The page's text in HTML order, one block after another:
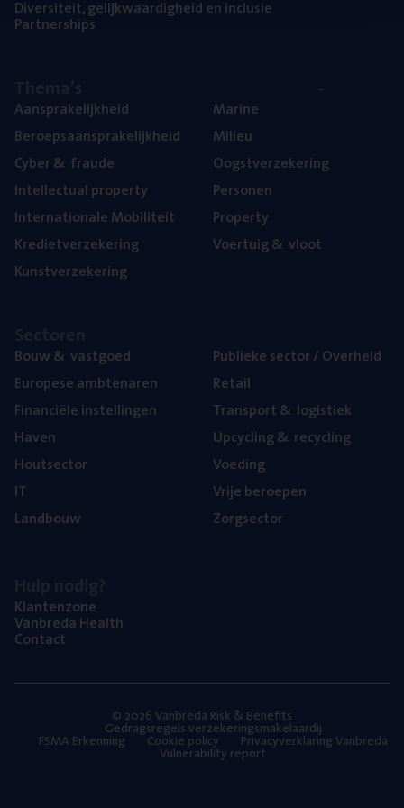
Diver­si­teit, gelijk­waar­dig­heid en inclusie
Part­ner­ships
Aan­spra­ke­lijk­heid
Beroeps­aan­spra­ke­lijk­heid
Cyber& fraude
Intel­lec­tu­al property
Inter­na­ti­o­na­le Mobiliteit
Kre­diet­ver­ze­ke­ring
Kunst­ver­ze­ke­ring
Mari­ne
Mili­eu
Oogst­ver­ze­ke­ring
Per­so­nen
Pro­per­ty
Voer­tuig& vloot
Bouw& vastgoed
Euro­pe­se ambtenaren
Finan­ci­ë­le instellingen
Haven
Hout­sec­tor
IT
Land­bouw
Publie­ke sec­tor / Overheid
Retail
Trans­port& logistiek
Upcy­cling& recycling
Voe­ding
Vrije beroe­pen
Zorg­sec­tor
Klan­ten­zo­ne
Van­b­re­da Health
Con­tact
© 2026 Vanbreda Risk & Benefits
Gedragsregels verzekeringsmakelaardij
FSMA Erkenning Cookie policy Privacyverklaring Vanbreda
Vulnerability report